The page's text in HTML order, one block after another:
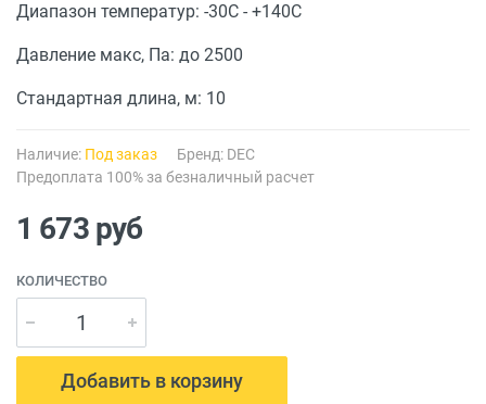
Диапазон температур: -30С - +140С
Давление макс, Па: до 2500
Стандартная длина, м: 10
Наличие: Под заказ Бренд: DEC
Предоплата 100% за безналичный расчет
1 673руб
КОЛИЧЕСТВО
Добавить в корзину